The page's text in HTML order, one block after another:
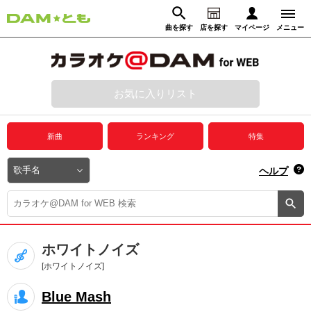
曲を探す 店を探す マイページ メニュー
動画からさがす 録音からさがす
ログイン
プレミアムサービス
DAM★とも動画
DAM★とも録音
カラオケ＠DAM
ユーザー検索
キャンペーン
お気に入りリスト
新曲 ランキング 特集
ヘルプ
ホワイトノイズ
[ホワイトノイズ]
Blue Mash